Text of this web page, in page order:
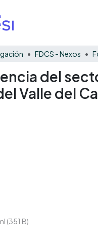
FDCS - Nexos
del
Valle del
(351 B)